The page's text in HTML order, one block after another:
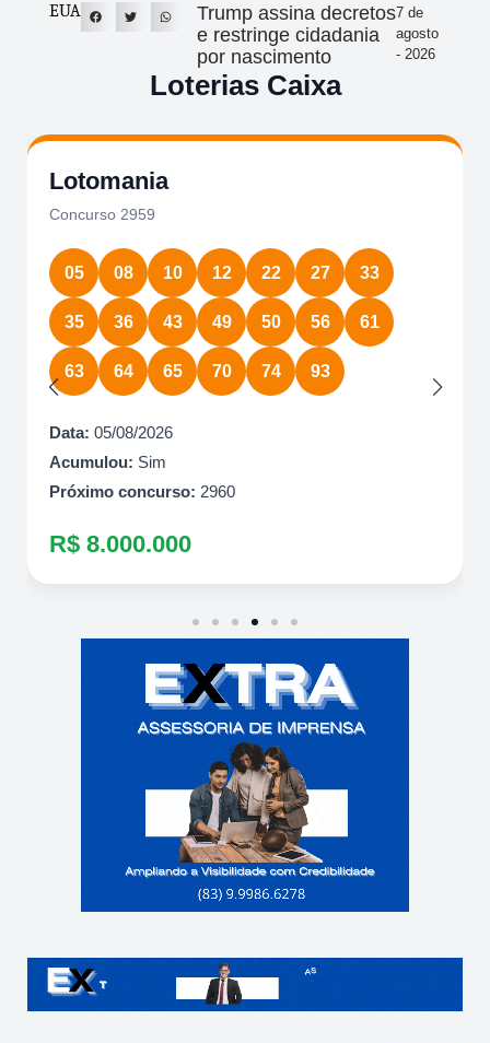
EUA
Trump assina decretos
e restringe cidadania
por nascimento
7 de
agosto
- 2026
Loterias Caixa
Lotomania
Concurso 2959
05 08 10 12 22 27 33
35 36 43 49 50 56 61
63 64 65 70 74 93
Data: 05/08/2026
Acumulou: Sim
Próximo concurso: 2960
R$ 8.000.000